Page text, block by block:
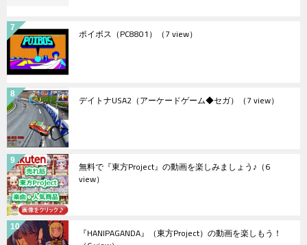
ポイボス（PC8801） （7 view）
デイトナUSA2（アーケードゲーム◆セガ） （7 view）
無料で『東方Project』の動画を楽しみましょう♪ （6
view）
『HANIPAGANDA』（東方Project）の動画を楽しもう！